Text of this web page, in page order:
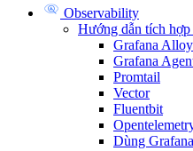
Observability
Hướng dẫn tích hợp
Grafana Alloy
Grafana
Promtail
Vector
Fluentbit
Dùng